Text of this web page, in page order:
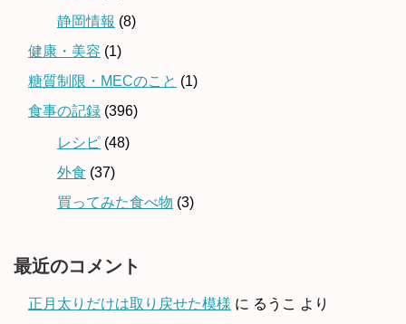
静岡情報 (8)
健康・美容 (1)
糖質制限・MECのこと (1)
食事の記録 (396)
レシピ (48)
外食 (37)
買ってみた食べ物 (3)
最近のコメント
正月太りだけは取り戻せた模様 に るうこ より